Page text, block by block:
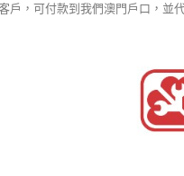
戶，可付款到我們澳門戶口，並